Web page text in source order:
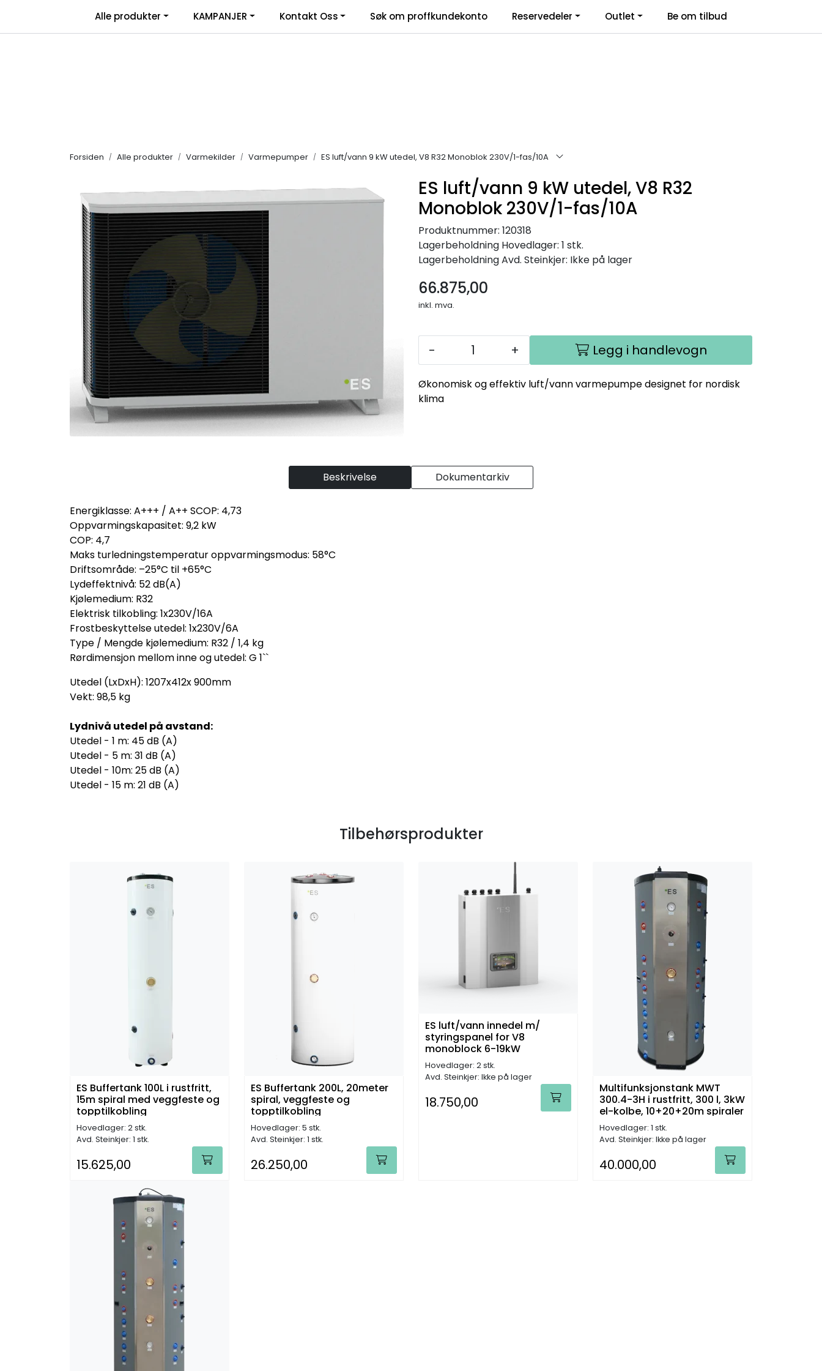
Salgsbetingelser | Retur/transportskade & reklamasjonsskjema Kontakt Oss Logg inn
Alle produkter KAMPANJER Kontakt Oss Søk om proffkundekonto Reservedeler Outlet Be om tilbud
Forsiden Alle produkter Varmekilder Varmepumper ES luft/vann 9 kW utedel, V8 R32 Monoblok 230V/1-fas/10A
ES luft/vann 9 kW utedel, V8 R32
Monoblok 230V/1-fas/10A
Produktnummer: 120318
Lagerbeholdning Hovedlager: 1 stk.
LagerbeholdningAvd. Steinkjer: Ikke på lager
66.875,00
inkl. mva.
- + Legg i handlevogn
Økonomisk og effektiv luft/vann varmepumpe designet for nordisk
klima
Beskrivelse Dokumentarkiv
Energiklasse: A+++ / A++ SCOP: 4,73
Oppvarmingskapasitet: 9,2 kW
COP: 4,7
Maks turledningstemperatur oppvarmingsmodus: 58°C
Driftsområde: –25°C til +65°C
Lydeffektnivå: 52 dB(A)
Kjølemedium: R32
Elektrisk tilkobling: 1x230V/16A
Frostbeskyttelse utedel: 1x230V/6A
Type / Mengde kjølemedium: R32 / 1,4 kg
Rørdimensjon mellom inne og utedel: G 1``
Utedel (LxDxH): 1207x412x 900mm
Vekt: 98,5 kg
Lydnivå utedel på avstand:
Utedel - 1 m: 45 dB (A)
Utedel - 5 m: 31 dB (A)
Utedel - 10m: 25 dB (A)
Utedel - 15 m: 21 dB (A)
Tilbehørsprodukter
ES Buffertank 100L i rustfritt,
15m spiral med veggfeste og
topptilkobling
Hovedlager: 2 stk.
Avd. Steinkjer: 1 stk.
15.625,00
ES Buffertank 200L, 20meter
spiral, veggfeste og
topptilkobling
Hovedlager: 5 stk.
Avd. Steinkjer: 1 stk.
26.250,00
ES luft/vann innedel m/
styringspanel for V8
monoblock 6-19kW
Hovedlager: 2 stk.
Avd. Steinkjer: Ikke på lager
18.750,00
Multifunksjonstank MWT
300.4-3H i rustfritt, 300 l, 3kW
el-kolbe, 10+20+20m spiraler
Hovedlager: 1 stk.
Avd. Steinkjer: Ikke på lager
40.000,00